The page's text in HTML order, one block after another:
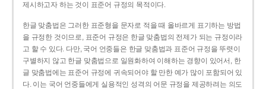
제시하고자 하는 것이 표준어 규정의 목적이다.
한글 맞춤법은 그러한 표준형을 문자로 적을 때 올바르게 표기하는 방법
을 규정한 것이므로, 표준어 규정은 한글 맞춤법의 전제가 되는 규정이라
고 할 수 있다. 다만, 국어 언중들은 한글 맞춤법과 표준어 규정을 뚜렷이
구별하지 않고 한글 맞춤법으로 일원화하여 이해하는 경향이 있어서, 한
글 맞춤법에는 표준어 규정에 귀속되어야 할 만한 예가 많이 포함되어 있
다. 이는 국어 언중들에게 실용적인 성격의 어문 규정을 제공하려는 의도